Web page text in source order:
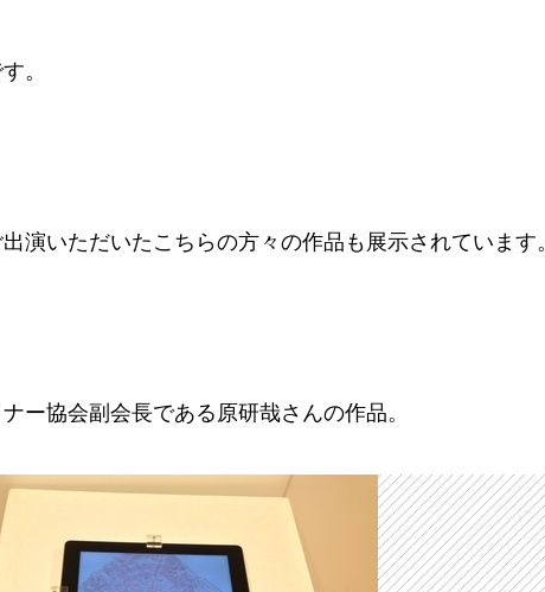
。
演いただいたこちらの方々の作品も展示されています。
ー協会副会長である原研哉さんの作品。